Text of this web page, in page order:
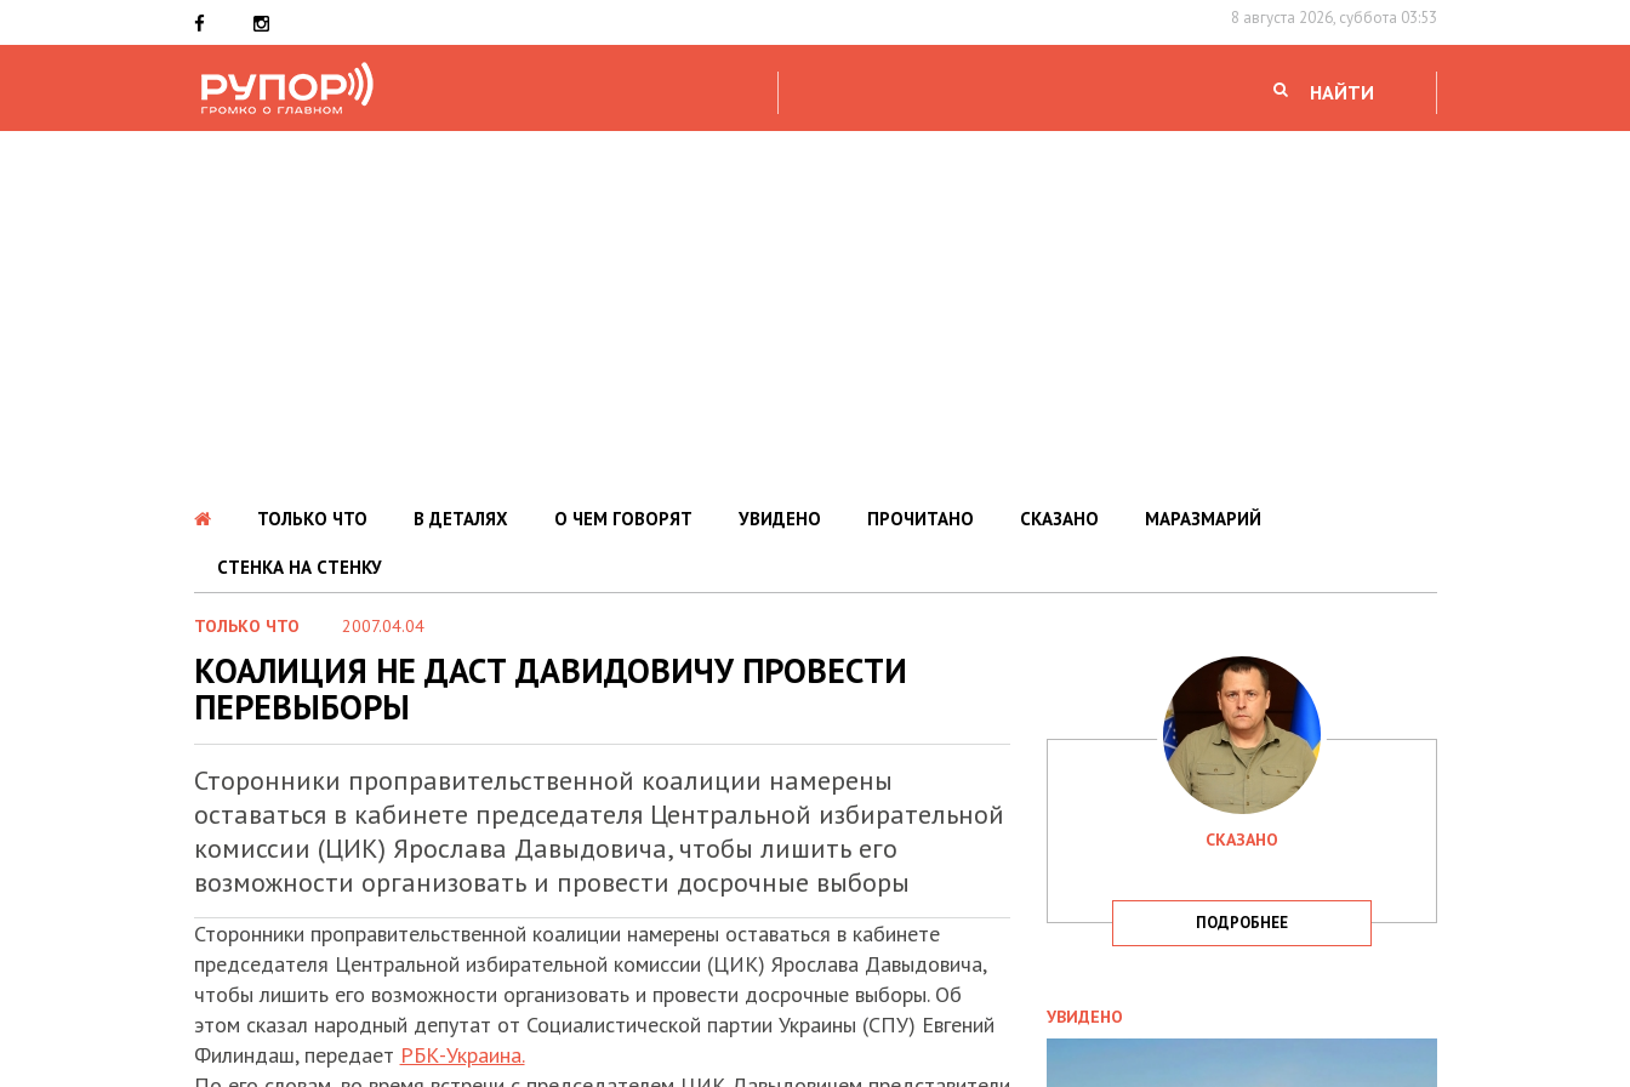
8 августа 2026, суббота 03:53
НАЙТИ
ТОЛЬКО ЧТО В ДЕТАЛЯХ О ЧЕМ ГОВОРЯТ УВИДЕНО ПРОЧИТАНО СКАЗАНО МАРАЗМАРИЙ
СТЕНКА НА СТЕНКУ
ТОЛЬКО ЧТО 2007.04.04
КОАЛИЦИЯ НЕ ДАСТ ДАВИДОВИЧУ ПРОВЕСТИ
ПЕРЕВЫБОРЫ
Сторонники проправительственной коалиции намерены
оставаться в кабинете председателя Центральной избирательной
комиссии (ЦИК) Ярослава Давыдовича, чтобы лишить его
возможности организовать и провести досрочные выборы
Сторонники проправительственной коалиции намерены оставаться в кабинете
председателя Центральной избирательной комиссии (ЦИК) Ярослава Давыдовича,
чтобы лишить его возможности организовать и провести досрочные выборы. Об
этом сказал народный депутат от Социалистической партии Украины (СПУ) Евгений
Филиндаш, передает РБК-Украина.
СКАЗАНО
ПОДРОБНЕЕ
УВИДЕНО
ЗАТРИМАЛА